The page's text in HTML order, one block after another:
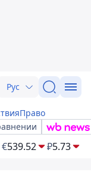
Рус
Право
€539.52 ₽5.73